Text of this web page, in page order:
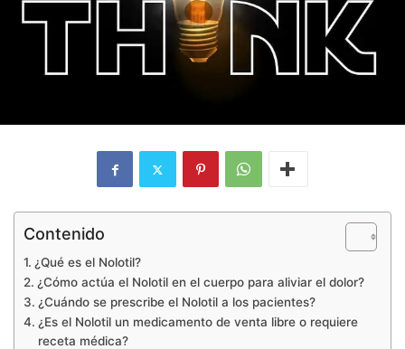
Contenido
¿Qué es el Nolotil?
¿Cómo actúa el Nolotil en el cuerpo para aliviar el dolor?
¿Cuándo se prescribe el Nolotil a los pacientes?
¿Es el Nolotil un medicamento de venta libre o requiere
receta médica?